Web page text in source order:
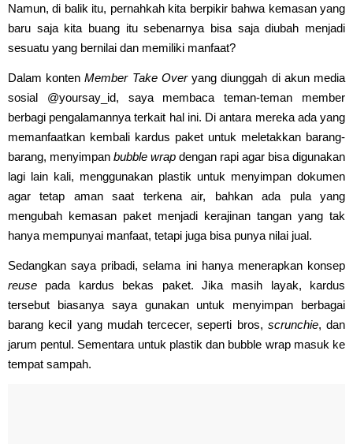
Namun, di balik itu, pernahkah kita berpikir bahwa kemasan yang
baru saja kita buang itu sebenarnya bisa saja diubah menjadi
sesuatu yang bernilai dan memiliki manfaat?
Dalam kontenMember Take Overyang diunggah di akun media
sosial @yoursay_id, saya membaca teman-teman member
berbagi pengalamannya terkait hal ini. Di antara mereka ada yang
memanfaatkan kembali kardus paket untuk meletakkan barang-
barang, menyimpan bubble wrap dengan rapi agar bisa digunakan
lagi lain kali, menggunakan plastik untuk menyimpan dokumen
agar tetap aman saat terkena air, bahkan ada pula yang
mengubah kemasan paket menjadi kerajinan tangan yang tak
hanya mempunyai manfaat, tetapi juga bisa punya nilai jual.
Sedangkan saya pribadi, selama ini hanya menerapkan konsep
reuse pada kardus bekas paket. Jika masih layak, kardus
tersebut biasanya saya gunakan untuk menyimpan berbagai
barang kecil yang mudah tercecer, seperti bros, scrunchie, dan
jarum pentul. Sementara untuk plastik dan bubble wrap masuk ke
tempat sampah.